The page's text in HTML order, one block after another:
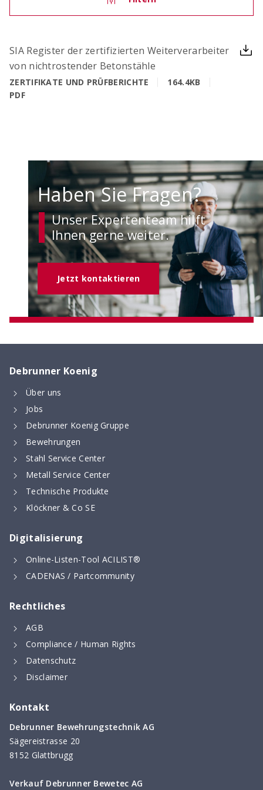
OCIMA – Lebensdauerbemessung
Ziellebensdauer von Stahlbetonbauwerken in der
Planungsphase überprüfen
ACILIST
Bewehrungstechnik-Listen einfach und schnell
erstellen
Digitaler Bewehrungsschieber
Stoss- & Verankerungslängen und
Mindestabmessungen von Abbiegeformen -
digital berechnet nach neuer SIA 262 (2025)
SIA Register der zertifizierten Weiterverarbeiter
von nichtrostender Betonstähle
ZERTIFIKATE UND PRÜFBERICHTE
164.4KB
PDF
Haben Sie Fragen?
Unser Expertenteam hilft
Ihnen gerne weiter.
Jetzt kontaktieren
Debrunner Koenig
Über uns
Jobs
Debrunner Koenig Gruppe
Bewehrungen
Stahl Service Center
Metall Service Center
Technische Produkte
Klöckner & Co SE
Digitalisierung
Online-Listen-Tool ACILIST®
CADENAS / Partcommunity
Rechtliches
AGB
Compliance / Human Rights
Datenschutz
Disclaimer
Kontakt
Debrunner Bewehrungstechnik AG
Sägereistrasse 20
8152 Glattbrugg
Verkauf Debrunner Bewetec AG